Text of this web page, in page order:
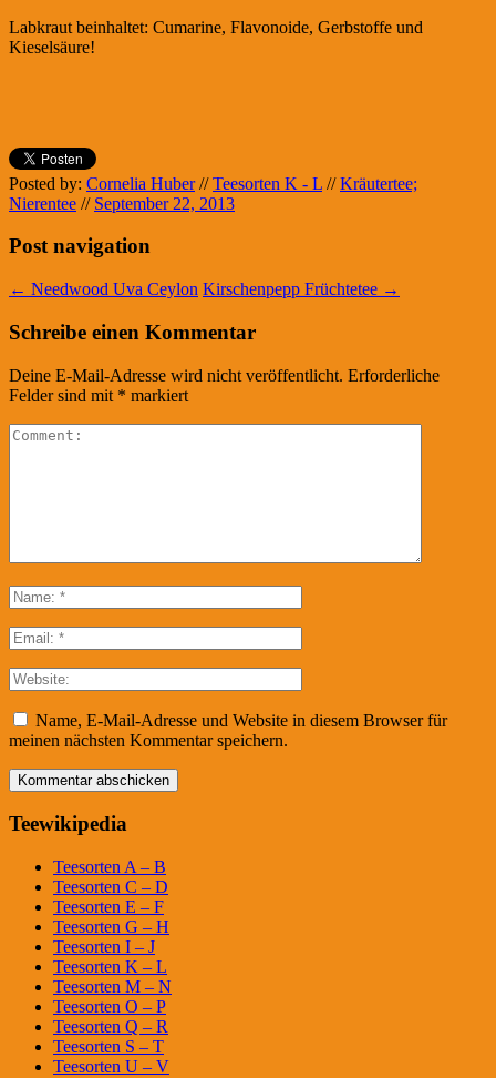
Labkraut beinhaltet: Cumarine, Flavonoide, Gerbstoffe und
Kieselsäure!
Posted by: Cornelia Huber // Teesorten K - L // Kräutertee;
Nierentee // September 22, 2013
Post navigation
← Needwood Uva Ceylon Kirschenpepp Früchtetee →
Schreibe einen Kommentar
Deine E-Mail-Adresse wird nicht veröffentlicht. Erforderliche
Felder sind mit * markiert
Name, E-Mail-Adresse und Website in diesem Browser für
meinen nächsten Kommentar speichern.
Teewikipedia
Teesorten A – B
Teesorten C – D
Teesorten E – F
Teesorten G – H
Teesorten I – J
Teesorten K – L
Teesorten M – N
Teesorten O – P
Teesorten Q – R
Teesorten S – T
Teesorten U – V